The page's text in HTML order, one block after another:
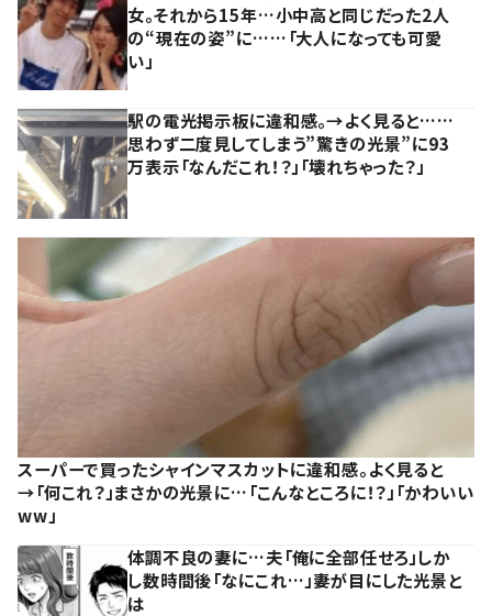
女。それから15年…小中高と同じだった2人
の“現在の姿”に……「大人になっても可愛
い」
駅の電光掲示板に違和感。→よく見ると……
思わず二度見してしまう”驚きの光景”に93
万表示「なんだこれ！？」「壊れちゃった？」
スーパーで買ったシャインマスカットに違和感。よく見ると
→「何これ？」まさかの光景に…「こんなところに！？」「かわいい
ww」
体調不良の妻に…夫「俺に全部任せろ」しか
し数時間後「なにこれ…」妻が目にした光景と
は